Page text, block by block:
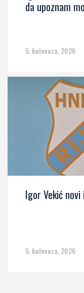
da upoznam
5. kolovoza, 2026
Igor Vekić novi
5. kolovoza, 2026